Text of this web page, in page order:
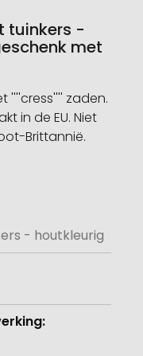
tuinkers -
met
''''cress'''' zaden.
in de EU. Niet
Brittannië.
- houtkleurig